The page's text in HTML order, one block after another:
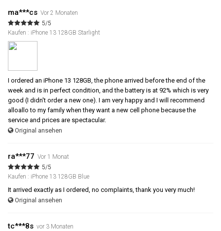
ma***cs Vor 2 Monaten
5/5
Kaufen : iPhone 13 128GB Starlight
I ordered an iPhone 13 128GB, the phone arrived before the end of the
week and is in perfect condition, and the battery is at 92% which is very
good (I didn't order a new one). I am very happy and I will recommend
alloallo to my family when they want a new cell phone because the
service and prices are spectacular.
Original ansehen
ra***77 Vor 1 Monat
5/5
Kaufen : iPhone 13 128GB Blue
It arrived exactly as I ordered, no complaints, thank you very much!
Original ansehen
tc***8s vor 3 Monaten